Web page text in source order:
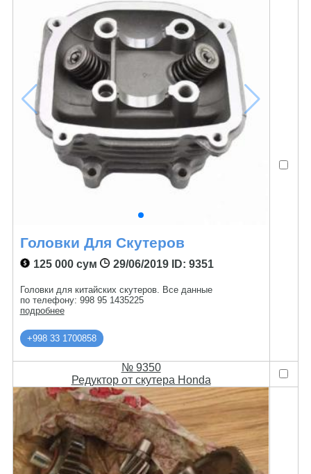
Головки Для Скутеров
125 000 сум 29/06/2019ID: 9351
Головки для китайских скутеров. Все данные
по телефону: 998 95 1435225
подробнее
+998 33 1700858
№ 9350
Редуктор от скутера Honda